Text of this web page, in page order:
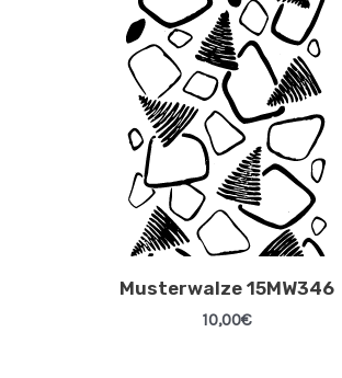
Musterwalze 15MW346
10,00€